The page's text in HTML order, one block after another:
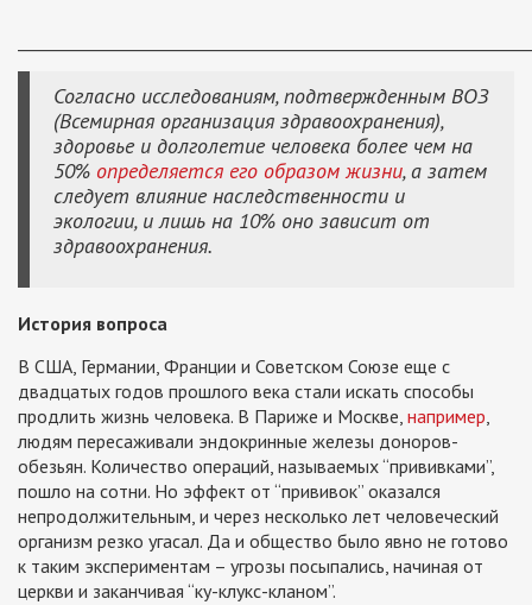
Согласно исследованиям, подтвержденным ВОЗ
(Всемирная организация здравоохранения),
здоровье и долголетие человека более чем на
50% определяется его образом жизни, а затем
следует влияние наследственности и
экологии, и лишь на 10% оно зависит от
здравоохранения.
История вопроса
В США, Германии, Франции и Советском Союзе еще с
двадцатых годов прошлого века стали искать способы
продлить жизнь человека. В Париже и Москве, например,
людям пересаживали эндокринные железы доноров-
обезьян. Количество операций, называемых “прививками”,
пошло на сотни. Но эффект от “прививок” оказался
непродолжительным, и через несколько лет человеческий
организм резко угасал. Да и общество было явно не готово
к таким экспериментам – угрозы посыпались, начиная от
церкви и заканчивая “ку-клукс-кланом”.